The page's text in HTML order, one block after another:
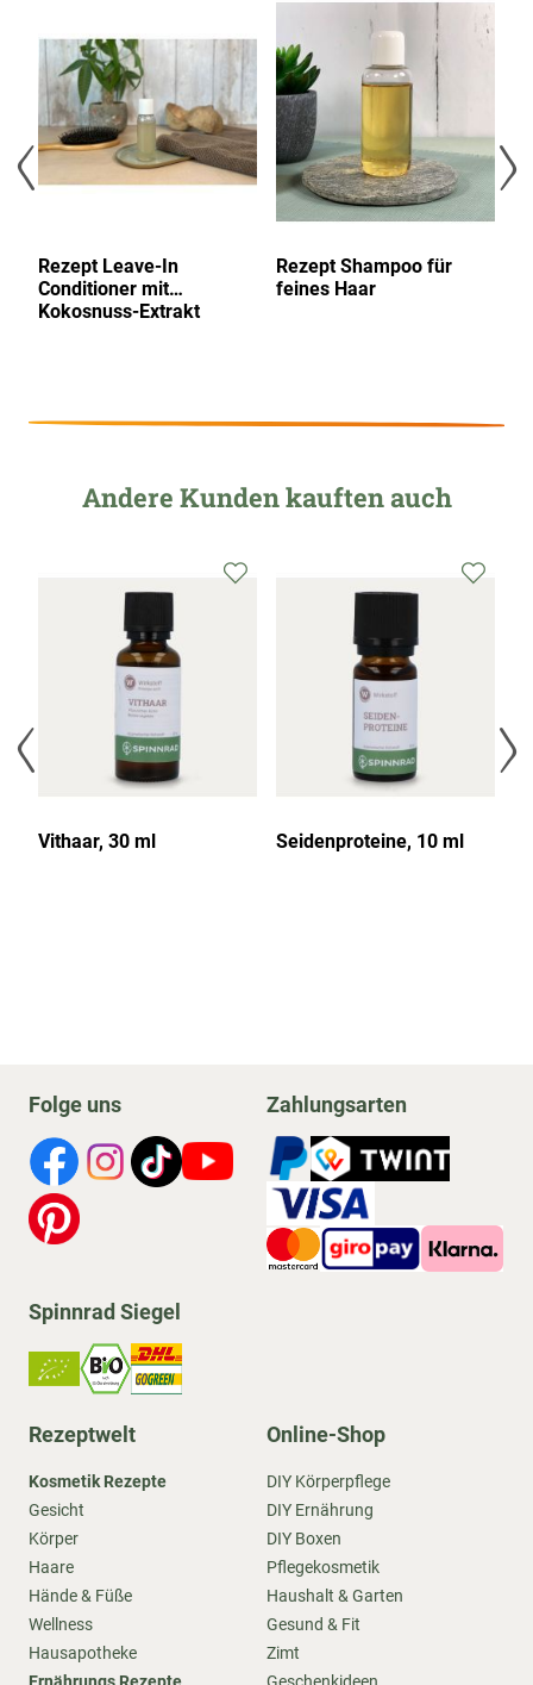
hinzufügen
Rezept Leave-In
Conditioner mit
Kokosnuss-Extrakt
hinzufügen
Rezept Shampoo für
feines Haar
Andere Kunden kauften auch
Vithaar, 30 ml Seidenproteine, 10 ml
Folge uns Zahlungsarten
Spinnrad Siegel
Rezeptwelt
Kosmetik Rezepte
Gesicht
Körper
Haare
Hände & Füße
Wellness
Hausapotheke
Online-Shop
DIY Körperpflege
DIY Ernährung
DIY Boxen
Pflegekosmetik
Haushalt & Garten
Gesund & Fit
Zimt